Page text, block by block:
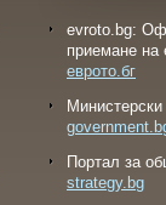
evroto.bg:
приемане на
еврото.бг
Портал за
strategy.bg